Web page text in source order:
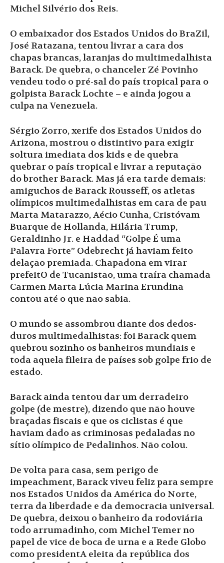
Michel Silvério dos Reis.
O embaixador dos Estados Unidos do BraZil,
José Ratazana, tentou livrar a cara dos
chapas brancas, laranjas do multimedalhista
Barack. De quebra, o chanceler Zé Povinho
vendeu todo o pré-sal do país tropical para o
golpista Barack Lochte – e ainda jogou a
culpa na Venezuela.
Sérgio Zorro, xerife dos Estados Unidos do
Arizona, mostrou o distintivo para exigir
soltura imediata dos kids e de quebra
quebrar o país tropical e livrar a reputação
do brother Barack. Mas já era tarde demais:
amiguchos de Barack Rousseff, os atletas
olímpicos multimedalhistas em cara de pau
Marta Matarazzo, Aécio Cunha, Cristóvam
Buarque de Hollanda, Hilária Trump,
Geraldinho Jr. e Haddad “Golpe É uma
Palavra Forte” Odebrecht já haviam feito
delação premiada. Chapadona em virar
prefeitO de Tucanistão, uma traíra chamada
Carmen Marta Lúcia Marina Erundina
contou até o que não sabia.
O mundo se assombrou diante dos dedos-
duros multimedalhistas: foi Barack quem
quebrou sozinho os banheiros mundiais e
toda aquela fileira de países sob golpe frio de
estado.
Barack ainda tentou dar um derradeiro
golpe (de mestre), dizendo que não houve
braçadas fiscais e que os ciclistas é que
haviam dado as criminosas pedaladas no
sítio olímpico de Pedalinhos. Não colou.
De volta para casa, sem perigo de
impeachment, Barack viveu feliz para sempre
nos Estados Unidos da América do Norte,
terra da liberdade e da democracia universal.
De quebra, deixou o banheiro da rodoviária
todo arrumadinho, com Michel Temer no
papel de vice de boca de urna e a Rede Globo
como presidentA eleita da república dos